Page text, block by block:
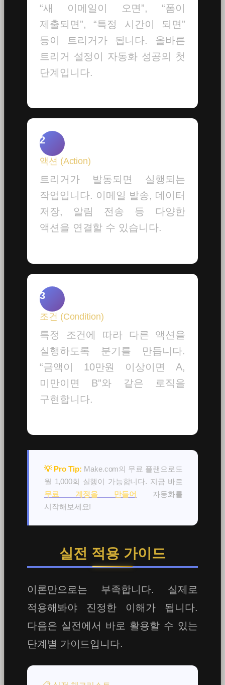
“새 이메일이 오면”, “폼이
제출되면”, “특정 시간이 되면”
등이 트리거가 됩니다. 올바른
트리거 설정이 자동화 성공의 첫
단계입니다.
2
액션 (Action)
트리거가 발동되면 실행되는
작업입니다. 이메일 발송, 데이터
저장, 알림 전송 등 다양한
액션을 연결할 수 있습니다.
3
조건 (Condition)
특정 조건에 따라 다른 액션을
실행하도록 분기를 만듭니다.
“금액이 10만원 이상이면 A,
미만이면 B”와 같은 로직을
구현합니다.
💡 Pro Tip: Make.com의 무료 플랜으로도
월 1,000회 실행이 가능합니다. 지금 바로
무료 계정을 만들어
자동화를
시작해보세요!
실전 적용 가이드
이론만으로는 부족합니다. 실제로
적용해봐야 진정한 이해가 됩니다.
다음은 실전에서 바로 활용할 수 있는
단계별 가이드입니다.